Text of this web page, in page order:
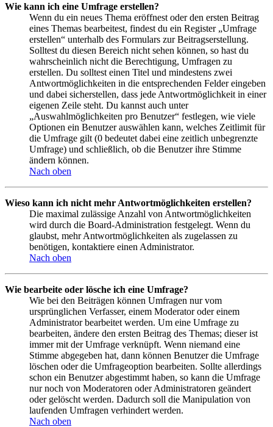
Wie kann ich eine Umfrage erstellen?
Wenn du ein neues Thema eröffnest oder den ersten Beitrag
eines Themas bearbeitest, findest du ein Register „Umfrage
erstellen“ unterhalb des Formulars zur Beitragserstellung.
Solltest du diesen Bereich nicht sehen können, so hast du
wahrscheinlich nicht die Berechtigung, Umfragen zu
erstellen. Du solltest einen Titel und mindestens zwei
Antwortmöglichkeiten in die entsprechenden Felder eingeben
und dabei sicherstellen, dass jede Antwortmöglichkeit in einer
eigenen Zeile steht. Du kannst auch unter
„Auswahlmöglichkeiten pro Benutzer“ festlegen, wie viele
Optionen ein Benutzer auswählen kann, welches Zeitlimit für
die Umfrage gilt (0 bedeutet dabei eine zeitlich unbegrenzte
Umfrage) und schließlich, ob die Benutzer ihre Stimme
ändern können.
Nach oben
Wieso kann ich nicht mehr Antwortmöglichkeiten erstellen?
Die maximal zulässige Anzahl von Antwortmöglichkeiten
wird durch die Board-Administration festgelegt. Wenn du
glaubst, mehr Antwortmöglichkeiten als zugelassen zu
benötigen, kontaktiere einen Administrator.
Nach oben
Wie bearbeite oder lösche ich eine Umfrage?
Wie bei den Beiträgen können Umfragen nur vom
ursprünglichen Verfasser, einem Moderator oder einem
Administrator bearbeitet werden. Um eine Umfrage zu
bearbeiten, ändere den ersten Beitrag des Themas; dieser ist
immer mit der Umfrage verknüpft. Wenn niemand eine
Stimme abgegeben hat, dann können Benutzer die Umfrage
löschen oder die Umfrageoption bearbeiten. Sollte allerdings
schon ein Benutzer abgestimmt haben, so kann die Umfrage
nur noch von Moderatoren oder Administratoren geändert
oder gelöscht werden. Dadurch soll die Manipulation von
laufenden Umfragen verhindert werden.
Nach oben